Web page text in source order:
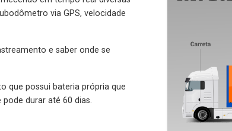
via GPS, velocidade
e saber onde se
que possui bateria própria que
durar até 60 dias.